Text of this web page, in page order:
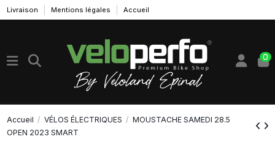
Livraison Mentions légales Accueil
0
Accueil VÉLOS ÉLECTRIQUES
MOUSTACHE SAMEDI 28.5
OPEN 2023 SMART